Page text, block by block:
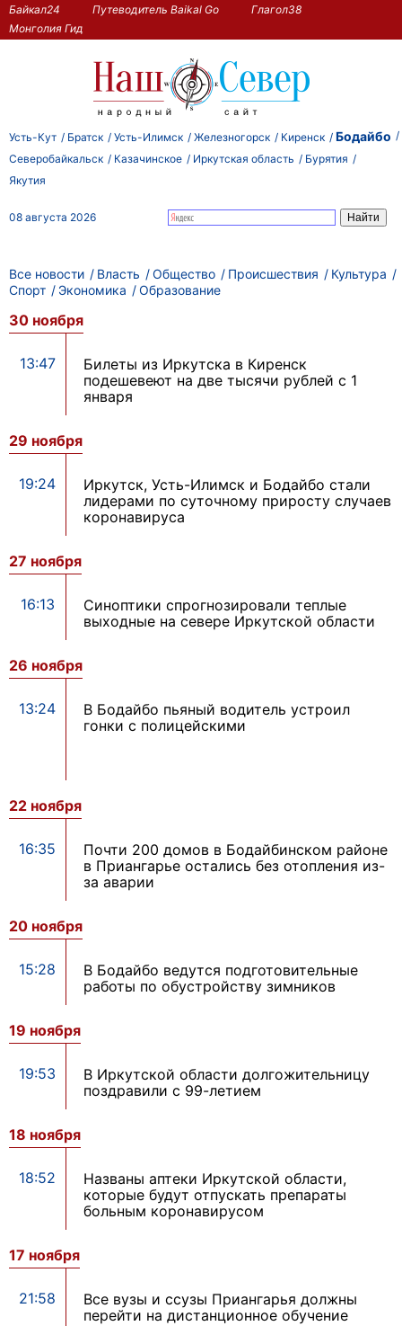
Байкал24 Путеводитель Baikal Go
Глагол38
Монголия Гид
Усть-Кут Братск Усть-Илимск Железногорск Киренск Бодайбо
Северобайкальск Казачинское Иркутская область
Бурятия
Якутия
08 августа 2026
Все новости Власть Общество Происшествия
Культура
Спорт
Экономика Образование
30 ноября
13:47
Билеты из Иркутска в Киренск
подешевеют на две тысячи рублей с 1
января
29 ноября
19:24
Иркутск, Усть-Илимск и Бодайбо стали
лидерами по суточному приросту случаев
коронавируса
27 ноября
16:13
Синоптики спрогнозировали теплые
выходные на севере Иркутской области
26 ноября
13:24
В Бодайбо пьяный водитель устроил
гонки с полицейскими
22 ноября
16:35
Почти 200 домов в Бодайбинском районе
в Приангарье остались без отопления из-
за аварии
20 ноября
15:28
В Бодайбо ведутся подготовительные
работы по обустройству зимников
19 ноября
19:53
В Иркутской области долгожительницу
поздравили с 99-летием
18 ноября
18:52
Названы аптеки Иркутской области,
которые будут отпускать препараты
больным коронавирусом
17 ноября
21:58
Все вузы и ссузы Приангарья должны
перейти на дистанционное обучение